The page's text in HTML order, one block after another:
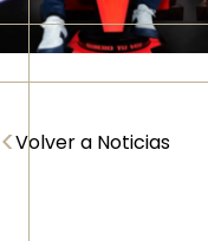
<Volver a Noticias